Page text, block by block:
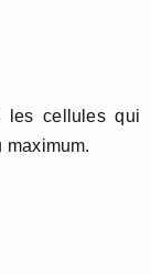
les cellules qui
maximum.